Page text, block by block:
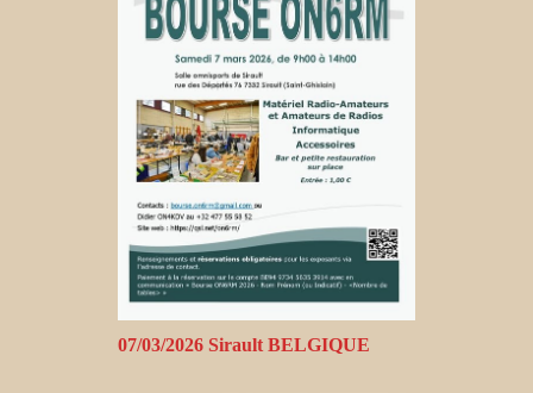
07/03/2026 Sirault BELGIQUE